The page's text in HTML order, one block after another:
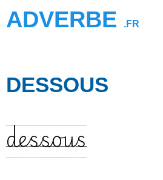
ADVERBE .FR
DESSOUS
dessous